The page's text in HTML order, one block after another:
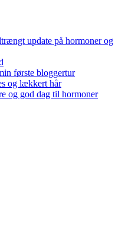
update på hormoner og
første bloggertur
og lækkert hår
og god dag til hormoner